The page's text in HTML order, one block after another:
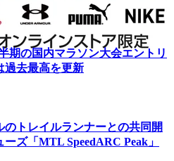
期の国内マラソン大会エントリ
過去最高を更新
のトレイルランナーとの共同開
ズ「MTL SpeedARC Peak」